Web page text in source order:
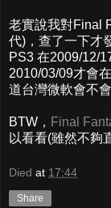
老實說我對Final
代)，查了一下才
PS3 在2009/12/
2010/03/09才會
道台灣微軟會不
BTW， Final
以看看(雖然不夠
Died at 17:44
Share